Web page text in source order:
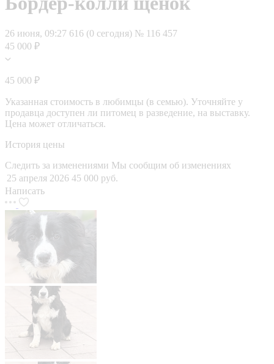
26 июня, 09:27 616 (0 сегодня) № 116 457
45 000 ₽
45 000 ₽
Указанная стоимость в любимцы (в семью). Уточняйте у
продавца доступен ли питомец в разведение, на выставку.
Цена может отличаться.
История цены
Следить за изменениями Мы сообщим об изменениях
25 апреля 2026 45 000 руб.
Написать